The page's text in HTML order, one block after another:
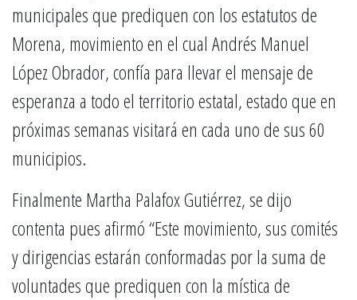
municipales que prediquen con los estatutos de
Morena, movimiento en el cual Andrés Manuel
López Obrador, confía para llevar el mensaje de
esperanza a todo el territorio estatal, estado que en
próximas semanas visitará en cada uno de sus 60
municipios.
Finalmente Martha Palafox Gutiérrez, se dijo
contenta pues afirmó “Este movimiento, sus comités
y dirigencias estarán conformadas por la suma de
voluntades que prediquen con la mística de